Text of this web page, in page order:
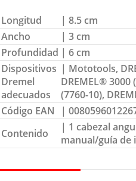
Longitud
| 8.5 cm
Ancho
| 3 cm
Profundidad | 6 cm
Dispositivos
Dremel
adecuados
| Mototools,
DREMEL® 3000
(7760-10),
Código EAN
|
Contenido
| 1 cabezal
manual/guía de